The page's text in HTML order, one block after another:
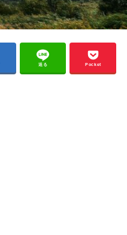
送る Pocket